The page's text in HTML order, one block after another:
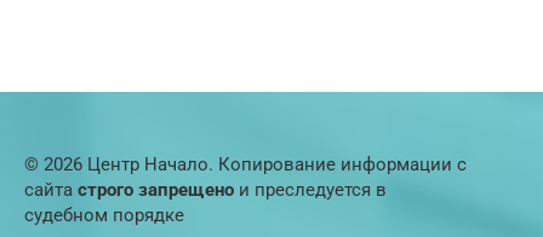
© 2026 Центр Начало. Копирование информации с
сайта строго запрещено и преследуется в
судебном порядке